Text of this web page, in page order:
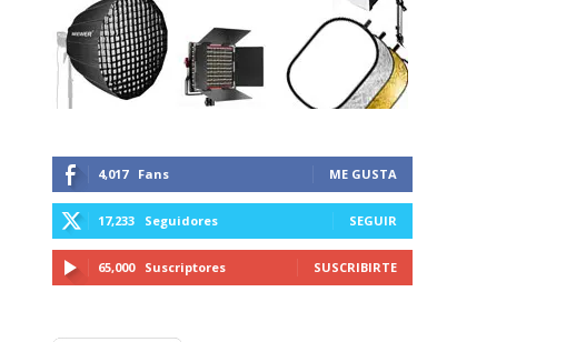
4,017 Fans ME GUSTA
17,233 Seguidores SEGUIR
65,000 Suscriptores SUSCRIBIRTE